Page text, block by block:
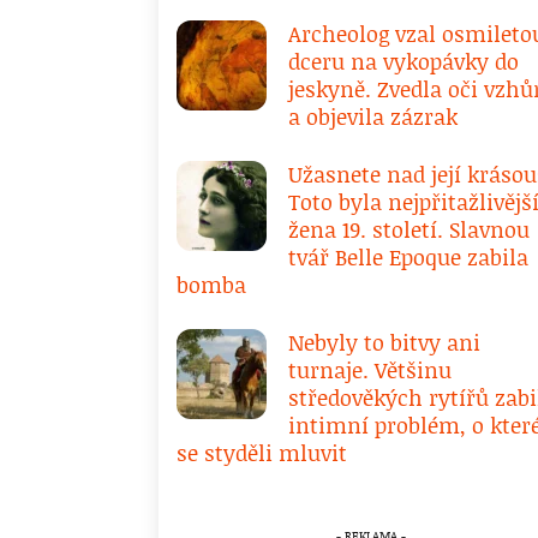
Archeolog vzal
dceru na vykopávky do
jeskyně. Zvedla oči
a objevila zázrak
Užasnete nad její
Toto byla nejpřitažlivější
žena 19. století. Slavnou
tvář Belle Epoque zabila
bomba
Nebyly to bitvy ani
turnaje. Většinu
středověkých rytířů
intimní problém, o
se styděli mluvit